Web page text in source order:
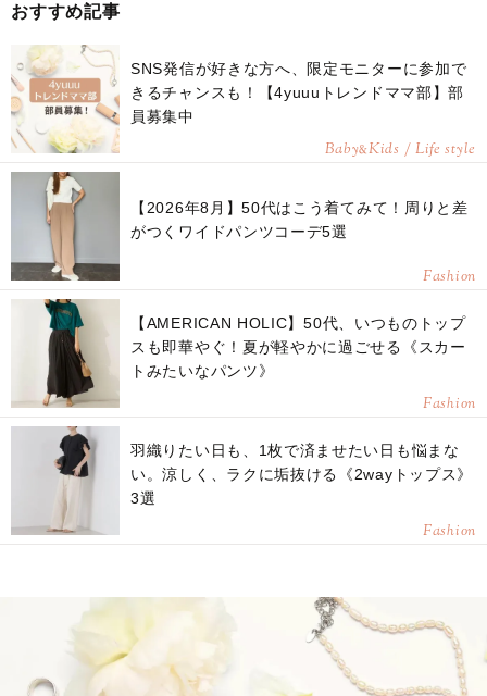
おすすめ記事
SNS発信が好きな方へ、限定モニターに参加で
きるチャンスも！【4yuuuトレンドママ部】部
員募集中
Baby&Kids / Life style
【2026年8月】50代はこう着てみて！周りと差
がつくワイドパンツコーデ5選
Fashion
【AMERICAN HOLIC】50代、いつものトップ
スも即華やぐ！夏が軽やかに過ごせる《スカー
トみたいなパンツ》
Fashion
羽織りたい日も、1枚で済ませたい日も悩まな
い。涼しく、ラクに垢抜ける《2wayトップス》
3選
Fashion